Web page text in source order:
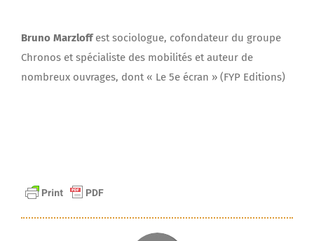
Bruno Marzloffest sociologue, cofondateur du groupe
Chronos et spécialiste des mobilités et auteur de
nombreux ouvrages, dont « Le 5e écran » (FYP Editions)